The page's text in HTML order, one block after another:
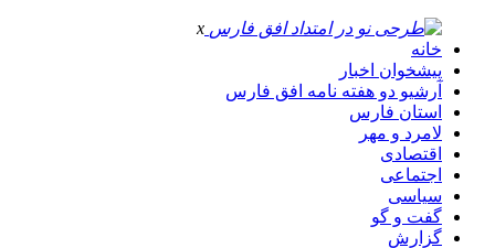
x
خانه
پیشخوان اخبار
آرشیو دو هفته نامه افق فارس
استان فارس
لامرد و مهر
اقتصادی
اجتماعی
سیاسی
گفت و گو
گزارش